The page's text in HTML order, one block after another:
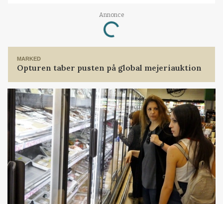
Annonce
Loading...
MARKED
Opturen taber pusten på global mejeriauktion